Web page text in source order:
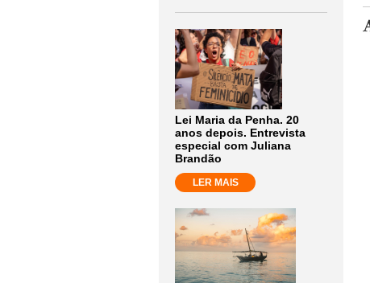
Lei Maria da Penha. 20
anos depois. Entrevista
especial com Juliana
Brandão
LER MAIS